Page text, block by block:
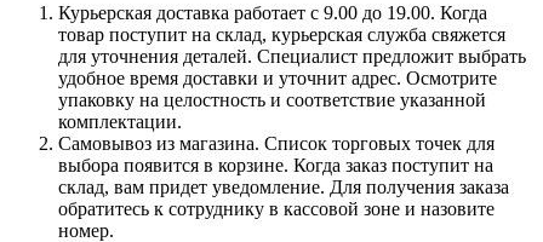
Курьерская доставка работает с 9.00 до 19.00. Когда
товар поступит на склад, курьерская служба свяжется
для уточнения деталей. Специалист предложит выбрать
удобное время доставки и уточнит адрес. Осмотрите
упаковку на целостность и соответствие указанной
комплектации.
Самовывоз из магазина. Список торговых точек для
выбора появится в корзине. Когда заказ поступит на
склад, вам придет уведомление. Для получения заказа
обратитесь к сотруднику в кассовой зоне и назовите
номер.